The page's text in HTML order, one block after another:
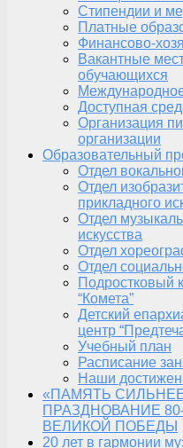
Стипендии и
Платные
Финансово-
Вакантные
обучающихся
Доступная
Организация
организации
Образовательный
Отдел
Отдел
прикладного
Отдел
искусства
Отдел
Отдел
Подростковый
“Комета”
Детский
центр
Учебный план
Расписание
Наши
«ПАМЯТЬ
ПРАЗДНОВАНИЕ
ВЕЛИКОЙ ПОБЕДЫ
20 лет в гармонии